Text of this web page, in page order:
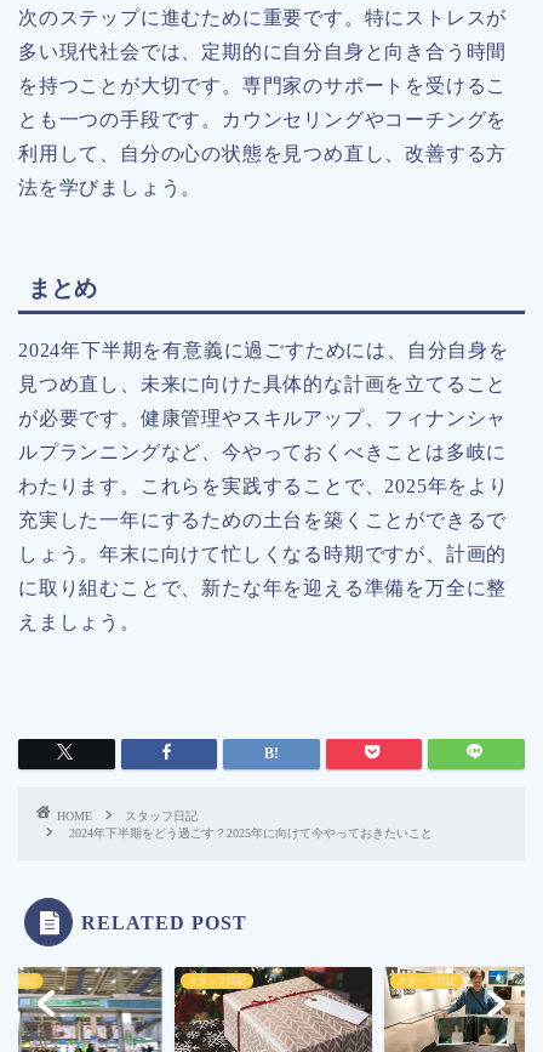
次のステップに進むために重要です。特にストレスが
多い現代社会では、定期的に自分自身と向き合う時間
を持つことが大切です。専門家のサポートを受けるこ
とも一つの手段です。カウンセリングやコーチングを
利用して、自分の心の状態を見つめ直し、改善する方
法を学びましょう。
まとめ
2024年下半期を有意義に過ごすためには、自分自身を
見つめ直し、未来に向けた具体的な計画を立てること
が必要です。健康管理やスキルアップ、フィナンシャ
ルプランニングなど、今やっておくべきことは多岐に
わたります。これらを実践することで、2025年をより
充実した一年にするための土台を築くことができるで
しょう。年末に向けて忙しくなる時期ですが、計画的
に取り組むことで、新たな年を迎える準備を万全に整
えましょう。
HOME
スタッフ日記
2024年下半期をどう過ごす？2025年に向けて今やっておきたいこと
RELATED POST
フ日記 スタッフ日記 スタッフ日記